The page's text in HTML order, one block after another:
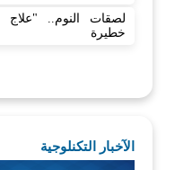
لصقات النوم..
خطيرة
الآخبار التكنلوجية